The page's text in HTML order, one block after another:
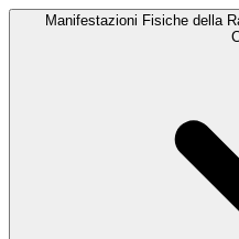
Manifestazioni Fisiche della